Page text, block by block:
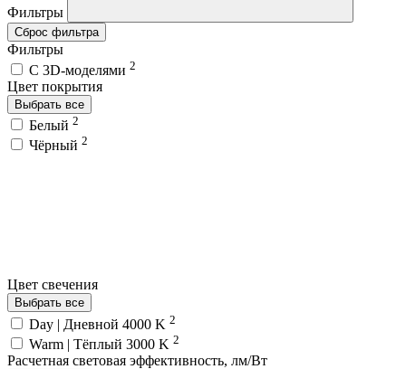
Фильтры
Сброс фильтра
Фильтры
C 3D-моделями 2
Цвет покрытия
Выбрать все
Белый 2
Чёрный 2
Цвет свечения
Выбрать все
Day | Дневной 4000 K 2
Warm | Тёплый 3000 K 2
Расчетная световая эффективность, лм/Вт